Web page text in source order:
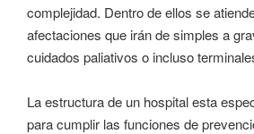
complejidad. Dentro de ellos se
afectaciones que irán de simples a
cuidados paliativos o incluso
La estructura de un hospital esta
para cumplir las funciones de